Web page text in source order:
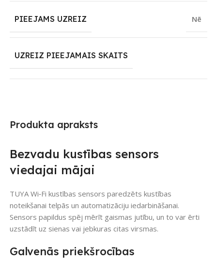
Produkta apraksts
Bezvadu kustības sensors
viedajai mājai
TUYA Wi‑Fi kustības sensors paredzēts kustības
noteikšanai telpās un automatizāciju iedarbināšanai.
Sensors papildus spēj mērīt gaismas jutību, un to var ērti
uzstādīt uz sienas vai jebkuras citas virsmas.
Galvenās priekšrocības
PIEEJAMS UZREIZ Nē
UZREIZ PIEEJAMAIS SKAITS